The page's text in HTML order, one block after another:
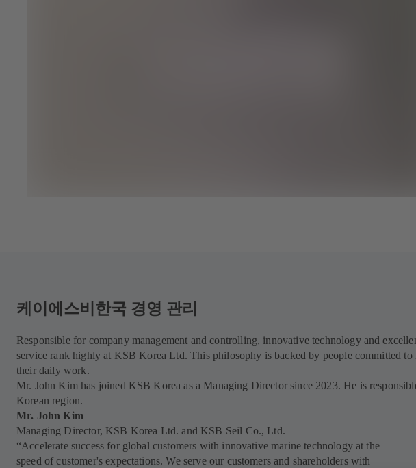
케이에스비한국 경영 관리
Responsible for company management and controlling, innovative technology and
service rank highly at KSB Korea Ltd. This philosophy is backed by people committed to
their daily work.
Mr. John Kim has joined KSB Korea as a Managing Director since 2023. He is
Korean region.
Mr. John Kim
Managing Director, KSB Korea Ltd. and KSB Seil Co., Ltd.
“Accelerate success for global customers with innovative marine technology at the
speed of customer's expectations. We serve our customers and shareholders with